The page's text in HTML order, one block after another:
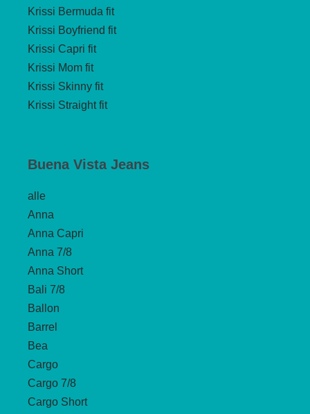
Krissi Bermuda fit
Krissi Boyfriend fit
Krissi Capri fit
Krissi Mom fit
Krissi Skinny fit
Krissi Straight fit
Buena Vista Jeans
alle
Anna
Anna Capri
Anna 7/8
Anna Short
Bali 7/8
Ballon
Barrel
Bea
Cargo
Cargo 7/8
Cargo Short